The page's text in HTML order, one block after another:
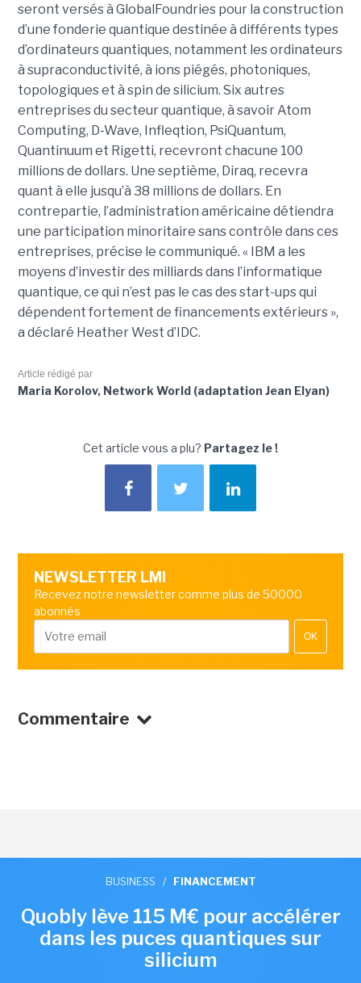
seront versés à GlobalFoundries pour la construction
d’une fonderie quantique destinée à différents types
d’ordinateurs quantiques, notamment les ordinateurs
à supraconductivité, à ions piégés, photoniques,
topologiques et à spin de silicium. Six autres
entreprises du secteur quantique, à savoir Atom
Computing, D-Wave, Infleqtion, PsiQuantum,
Quantinuum et Rigetti, recevront chacune 100
millions de dollars. Une septième, Diraq, recevra
quant à elle jusqu’à 38 millions de dollars. En
contrepartie, l’administration américaine détiendra
une participation minoritaire sans contrôle dans ces
entreprises, précise le communiqué. « IBM a les
moyens d’investir des milliards dans l’informatique
quantique, ce qui n’est pas le cas des start-ups qui
dépendent fortement de financements extérieurs »,
a déclaré Heather West d’IDC.
Article rédigé par
Maria Korolov, Network World (adaptation Jean Elyan)
Cet article vous a plu? Partagez le !
NEWSLETTER LMI
Recevez notre newsletter comme plus de 50000
abonnés
OK
Commentaire
BUSINESS / FINANCEMENT
Quobly lève 115 M€ pour accélérer
dans les puces quantiques sur
silicium